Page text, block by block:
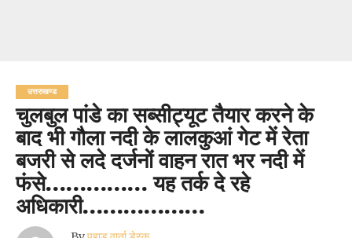
उत्तराखण्ड
चुलबुल पांडे का सब्सीट्यूट तैयार करने के
बाद भी गौला नदी के लालकुआं गेट में रेता
बजरी से लदे दर्जनों वाहन रात भर नदी में
फंसे…………… यह तर्क दे रहे
अधिकारी………………